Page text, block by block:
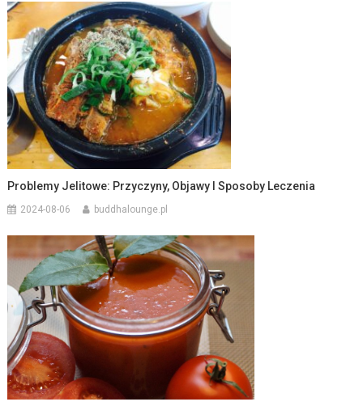
Problemy Jelitowe: Przyczyny, Objawy I Sposoby Leczenia
2024-08-06 buddhalounge.pl